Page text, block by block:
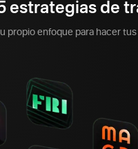
estrategias de
propio enfoque para hacer